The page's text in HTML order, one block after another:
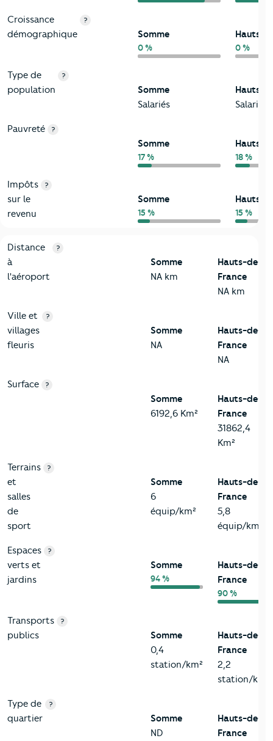
Croissance
démographique
?
Somme
0 %
Hauts-
0 %
Type de
population
?
Somme
Salariés
Hauts-
Salariés
Pauvreté ?
Somme
17 %
Hauts-
18 %
Impôts
sur le
revenu
?
Somme
15 %
Hauts-
15 %
3-Environnement
Critères Somme
Distance
à
l'aéroport
?
Somme
NA km
Hauts-de-
France
NA km
Ville et
villages
fleuris
?
Somme
NA
Hauts-de-
France
NA
Surface ?
Somme
6192,6 Km²
Hauts-de-
France
31862,4
Km²
Terrains
et
salles
de
sport
?
Somme
6
équip/km²
Hauts-de-
France
5,8
équip/km²
Espaces
verts et
jardins
?
Somme
94 %
Hauts-de-
France
90 %
Transports
publics
?
Somme
0,4
station/km²
Hauts-de-
France
2,2
station/km²
Type de
quartier
?
Somme
ND
Hauts-de-
France